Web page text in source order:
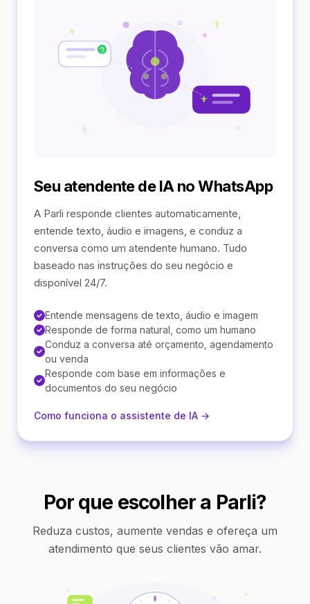
Seu atendente de IA no WhatsApp
A Parli responde clientes automaticamente,
entende texto, áudio e imagens, e conduz a
conversa como um atendente humano. Tudo
baseado nas instruções do seu negócio e
disponível 24/7.
Entende mensagens de texto, áudio e imagem
Responde de forma natural, como um humano
Conduz a conversa até orçamento, agendamento
ou venda
Responde com base em informações e
documentos do seu negócio
Como funciona o assistente de IA →
Por que escolher a Parli?
Reduza custos, aumente vendas e ofereça um
atendimento que seus clientes vão amar.